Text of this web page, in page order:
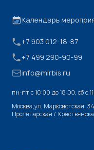
Календарь
+7 903 012-18-87
+7 499 290-90-99
info@mirbis.ru
пн-пт с 10:00 до 18:00, cб с
Москва,ул. Марксистская,
Пролетарская /